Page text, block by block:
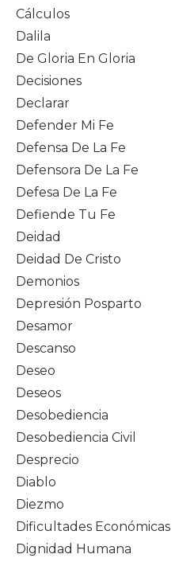
Cálculos
Dalila
De Gloria En Gloria
Decisiones
Declarar
Defender Mi Fe
Defensa De La Fe
Defensora De La Fe
Defesa De La Fe
Defiende Tu Fe
Deidad
Deidad De Cristo
Demonios
Depresión Posparto
Desamor
Descanso
Deseo
Deseos
Desobediencia
Desobediencia Civil
Desprecio
Diablo
Diezmo
Dificultades Económicas
Dignidad Humana